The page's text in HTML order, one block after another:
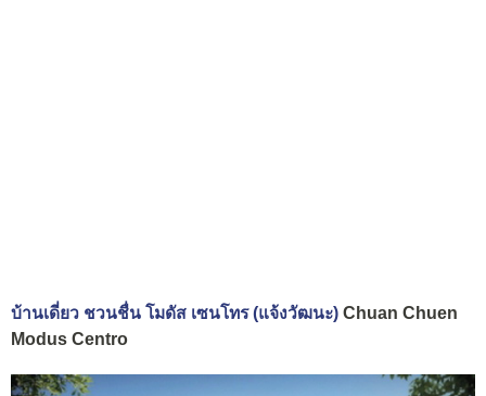
บ้านเดี่ยว ชวนชื่น โมดัส เซนโทร (แจ้งวัฒนะ) Chuan Chuen
Modus Centro